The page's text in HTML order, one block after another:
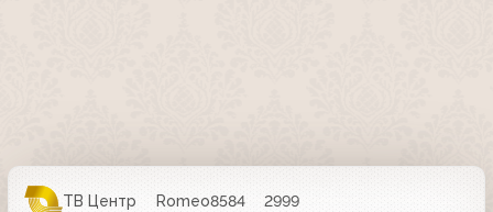
ТВ Центр Romeo8584
2999